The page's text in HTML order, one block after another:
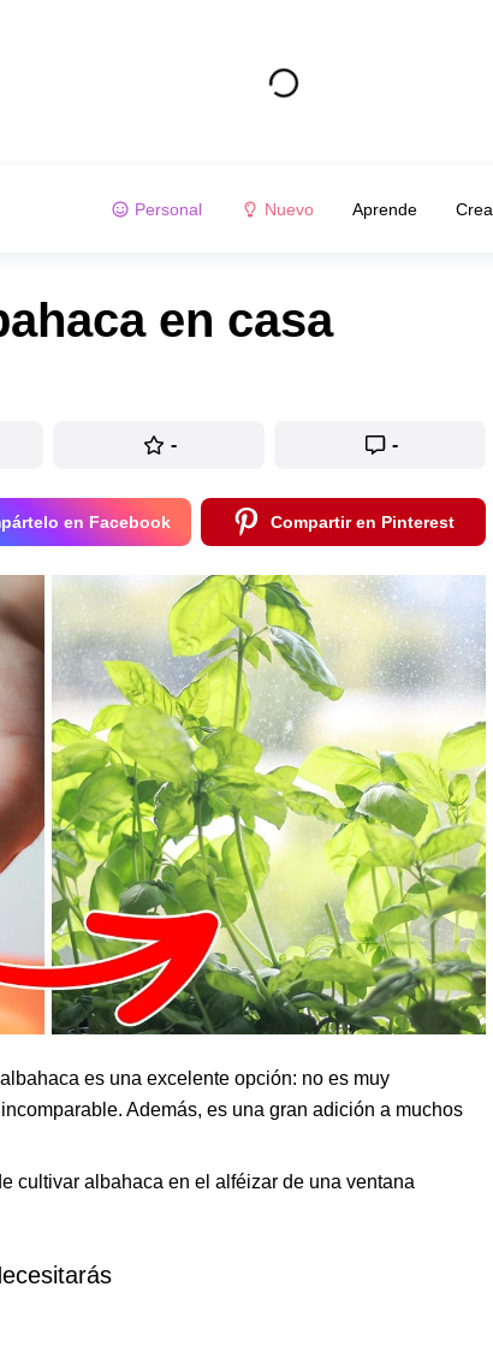
Personal Nuevo Aprende Crea
en casa
- -
en Facebook Compartir en Pinterest
es una excelente opción: no es muy
Además, es una gran adición a muchos
cultivar albahaca en el alféizar de una ventana